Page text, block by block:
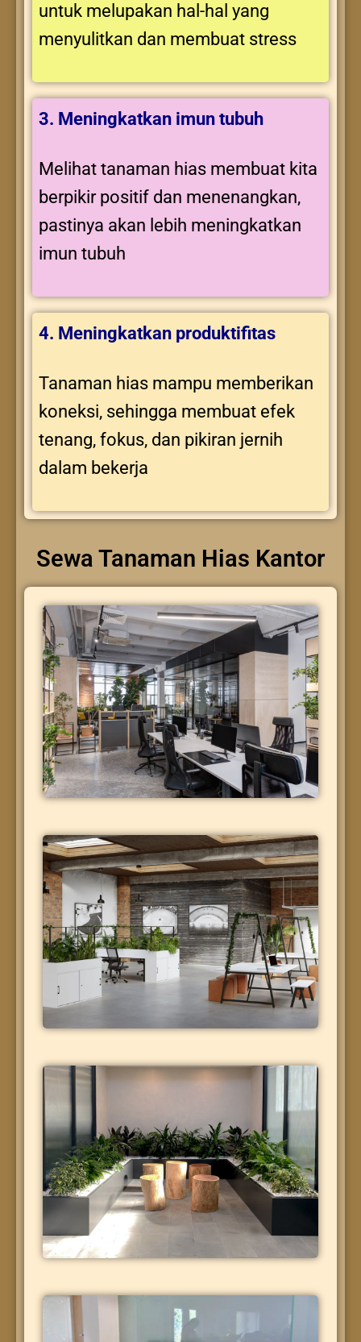
untuk melupakan hal-hal yang
menyulitkan dan membuat stress
3. Meningkatkan imun tubuh
Melihat tanaman hias membuat kita
berpikir positif dan menenangkan,
pastinya akan lebih meningkatkan
imun tubuh
4. Meningkatkan produktifitas
Tanaman hias mampu memberikan
koneksi, sehingga membuat efek
tenang, fokus, dan pikiran jernih
dalam bekerja
Sewa Tanaman Hias Kantor